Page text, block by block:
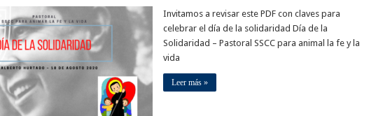
Invitamos a revisar este PDF con claves para
celebrar el día de la solidaridad Día de la
Solidaridad – Pastoral SSCC para animal la fe y la
vida
Leer más »